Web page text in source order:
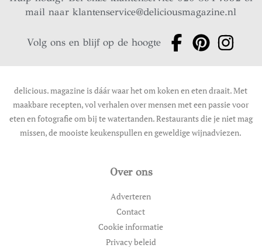
mail naarklantenservice@deliciousmagazine.nl
Volg ons en blijf op de hoogte
delicious. magazine is dáár waar het om koken en eten draait. Met
maakbare recepten, vol verhalen over mensen met een passie voor
eten en fotografie om bij te watertanden. Restaurants die je niet mag
missen, de mooiste keukenspullen en geweldige wijnadviezen.
Over ons
Adverteren
Contact
Cookie informatie
Privacy beleid